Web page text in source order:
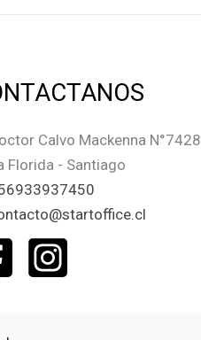
Calvo Mackenna N°7428
Florida - Santiago